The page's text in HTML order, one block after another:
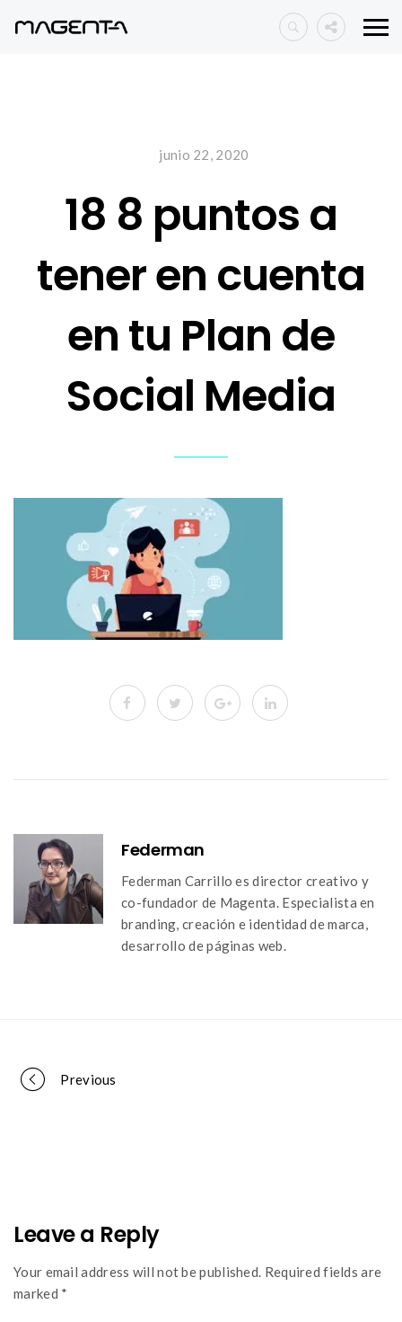
junio 22, 2020
18 8 puntos a
tener en cuenta
en tu Plan de
Social Media
Federman
Federman Carrillo es director creativo y
co-fundador de Magenta. Especialista en
branding, creación e identidad de marca,
desarrollo de páginas web.
Portfolio
Previous
Leave a Reply
Your email address will not be published. Required fields are
marked *